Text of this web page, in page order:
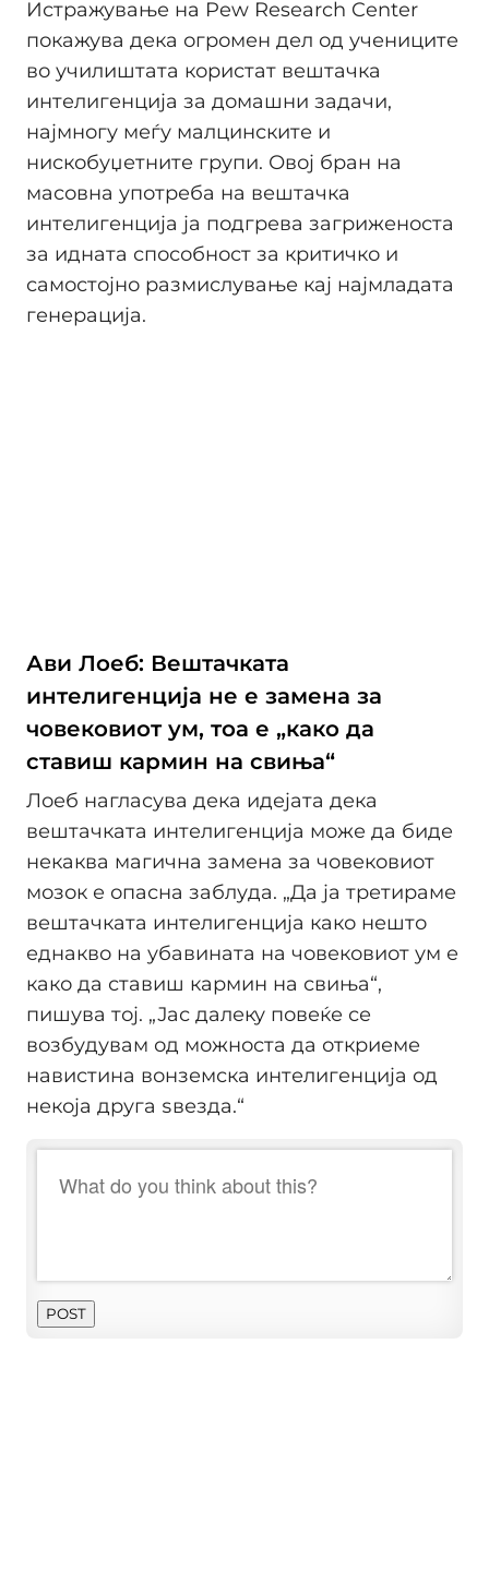
Истражување на Pew Research Center
покажува дека огромен дел од учениците
во училиштата користат вештачка
интелигенција за домашни задачи,
најмногу меѓу малцинските и
нискобуџетните групи. Овој бран на
масовна употреба на вештачка
интелигенција ја подгрева загриженоста
за идната способност за критичко и
самостојно размислување кај најмладата
генерација.
Ави Лоеб: Вештачката
интелигенција не е замена за
човековиот ум, тоа е „како да
ставиш кармин на свиња“
Лоеб нагласува дека идејата дека
вештачката интелигенција може да биде
некаква магична замена за човековиот
мозок е опасна заблуда. „Да ја третираме
вештачката интелигенција како нешто
еднакво на убавината на човековиот ум е
како да ставиш кармин на свиња“,
пишува тој. „Јас далеку повеќе се
возбудувам од можноста да откриеме
навистина вонземска интелигенција од
некоја друга ѕвезда.“
POST